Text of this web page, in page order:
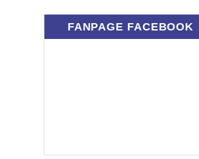
FANPAGE FACEBOOK